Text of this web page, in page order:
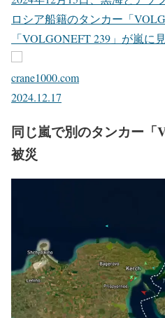
ロシア船籍のタンカー「
「VOLGONEFT 239」が嵐に
crane1000.com
2024.12.17
同じ嵐で別のタンカー「
被災